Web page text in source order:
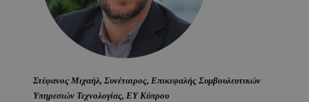
Στέφανος Μιχαήλ, Συνέταιρος, Επικεφαλής Συμβουλευτικών
Υπηρεσιών Τεχνολογίας, ΕΥ Κύπρου